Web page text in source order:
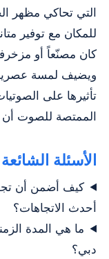
التي تحاكي مظهر
للمكان مع توفير
كان مصنّعاً أو
ويضيف لمسة عصرية.
تأثيرها على
الممتصة للصوت
الأسئلة الشائعة
كيف أضمن أن
أحدث الاتجاهات؟
ما هي المدة
دبي؟